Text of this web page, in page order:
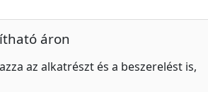
áron
az alkatrészt és a beszerelést is,